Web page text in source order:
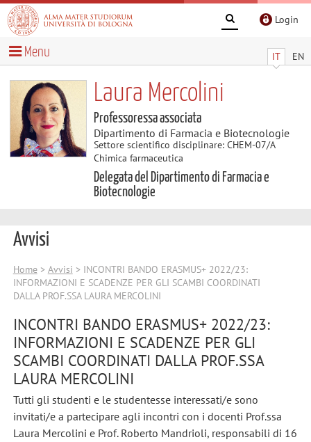
Login
IT EN
Menu
Laura Mercolini
Professoressa associata
Dipartimento di Farmacia e Biotecnologie
Settore scientifico disciplinare: CHEM-07/A
Chimica farmaceutica
Delegata del Dipartimento di Farmacia e
Biotecnologie
Avvisi
Home> Avvisi > INCONTRI BANDO ERASMUS+ 2022/23:
INFORMAZIONI E SCADENZE PER GLI SCAMBI COORDINATI
DALLA PROF.SSA LAURA MERCOLINI
INCONTRI BANDO ERASMUS+ 2022/23:
INFORMAZIONI E SCADENZE PER GLI
SCAMBI COORDINATI DALLA PROF.SSA
LAURA MERCOLINI
Tutti gli studenti e le studentesse interessati/e sono
invitati/e a partecipare agli incontri con i docenti Prof.ssa
Laura Mercolini e Prof. Roberto Mandrioli, responsabili di 16